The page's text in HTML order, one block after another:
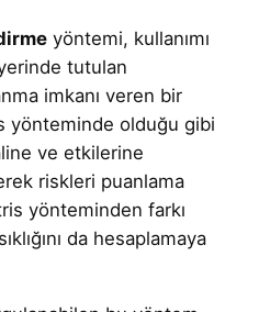
yöntemi, kullanımı
tutulan
imkanı veren bir
yönteminde olduğu gibi
ve etkilerine
riskleri puanlama
yönteminden farkı
da hesaplamaya